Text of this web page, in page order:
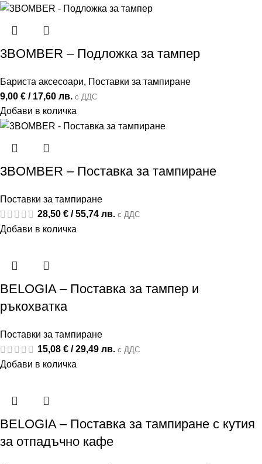
3BOMBER – Подложка за тампер
Бариста аксесоари, Поставки за тампиране
9,00 € / 17,60 лв. с ДДС
Добави в количка
3BOMBER – Поставка за тампиране
Поставки за тампиране
28,50 € / 55,74 лв. с ДДС
Добави в количка
BELOGIA – Поставка за тампер и
ръкохватка
Поставки за тампиране
15,08 € / 29,49 лв. с ДДС
Добави в количка
BELOGIA – Поставка за тампиране с кутия
за отпадъчно кафе